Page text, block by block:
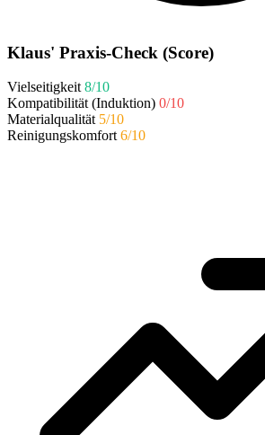
Klaus' Praxis-Check (Score)
Vielseitigkeit 8/10
Kompatibilität (Induktion) 0/10
Materialqualität 5/10
Reinigungskomfort 6/10